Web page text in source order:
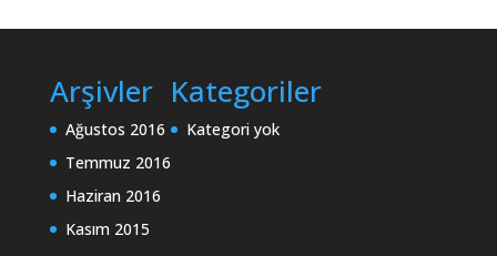
Arşivler
Ağustos 2016
Temmuz 2016
Haziran 2016
Kasım 2015
Kategoriler
Kategori yok